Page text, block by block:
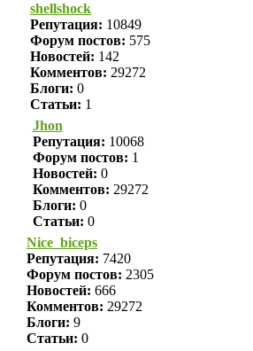
shellshock
Репутация: 10849
Форум постов: 575
Новостей: 142
Комментов: 29272
Блоги: 0
Статьи: 1
Jhon
Репутация: 10068
Форум постов: 1
Новостей: 0
Комментов: 29272
Блоги: 0
Статьи: 0
Nice_biceps
Репутация: 7420
Форум постов: 2305
Новостей: 666
Комментов: 29272
Блоги: 9
Статьи: 0